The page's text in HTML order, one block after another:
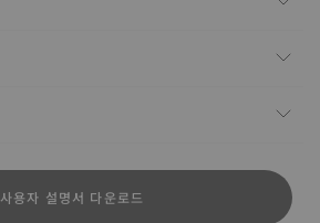
사용자 설명서 다운로드